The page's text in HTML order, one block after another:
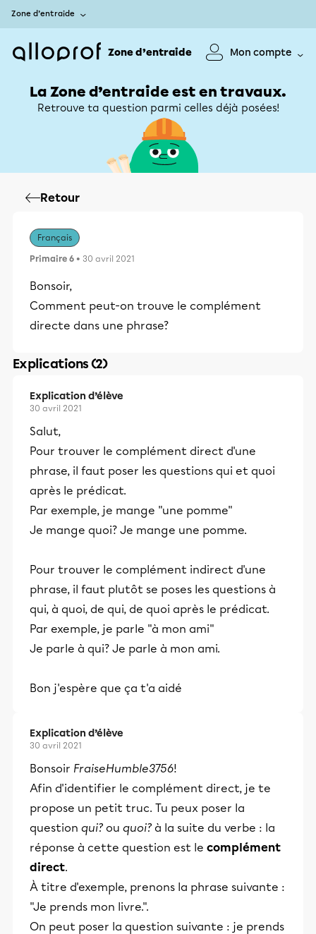
Zone d’entraide
Zone d’entraide Mon compte
La Zone d’entraide est en travaux.
Retrouve ta question parmi celles déjà posées!
Retour
Français
Primaire 6 • 30 avril 2021
Bonsoir,
Comment peut-on trouve le complément
directe dans une phrase?
Explications (2)
Explication d’élève
30 avril 2021
Salut,
Pour trouver le complément direct d'une
phrase, il faut poser les questions qui et quoi
après le prédicat.
Par exemple, je mange "une pomme"
Je mange quoi? Je mange une pomme.
Pour trouver le complément indirect d'une
phrase, il faut plutôt se poses les questions à
qui, à quoi, de qui, de quoi après le prédicat.
Par exemple, je parle "à mon ami"
Je parle à qui? Je parle à mon ami.
Bon j'espère que ça t'a aidé
Explication d’élève
30 avril 2021
Bonsoir FraiseHumble3756!
Afin d'identifier le complément direct, je te
propose un petit truc. Tu peux poser la
question qui? ou quoi? à la suite du verbe : la
réponse à cette question est le complément
direct.
À titre d'exemple, prenons la phrase suivante :
"Je prends mon livre.".
On peut poser la question suivante : je prends